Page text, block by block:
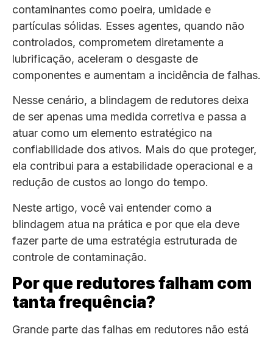
contaminantes como poeira, umidade e
partículas sólidas. Esses agentes, quando não
controlados, comprometem diretamente a
lubrificação, aceleram o desgaste de
componentes e aumentam a incidência de falhas.
Nesse cenário, a blindagem de redutores deixa
de ser apenas uma medida corretiva e passa a
atuar como um elemento estratégico na
confiabilidade dos ativos. Mais do que proteger,
ela contribui para a estabilidade operacional e a
redução de custos ao longo do tempo.
Neste artigo, você vai entender como a
blindagem atua na prática e por que ela deve
fazer parte de uma estratégia estruturada de
controle de contaminação.
Por que redutores falham com
tanta frequência?
Grande parte das falhas em redutores não está